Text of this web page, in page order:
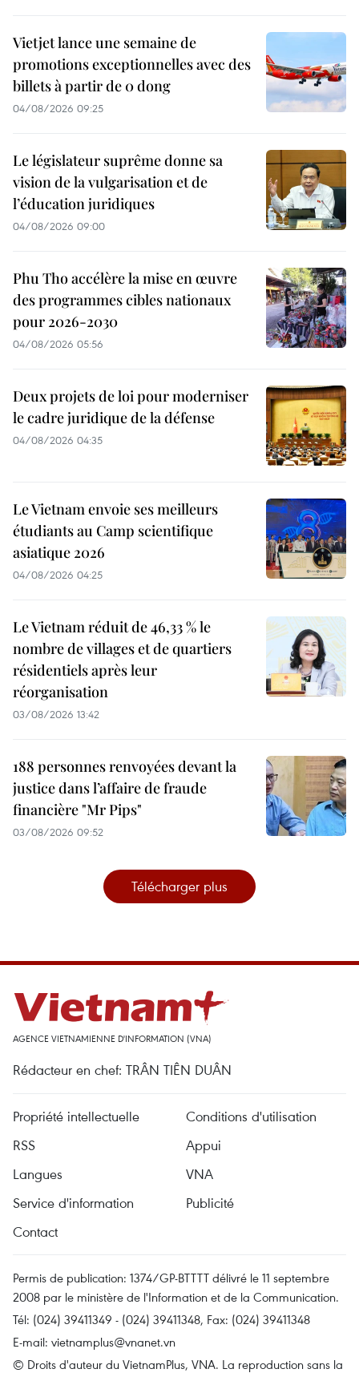
Vietjet lance une semaine de
promotions exceptionnelles avec des
billets à partir de 0 dong
04/08/2026 09:25
Le législateur suprême donne sa
vision de la vulgarisation et de
l’éducation juridiques
04/08/2026 09:00
Phu Tho accélère la mise en œuvre
des programmes cibles nationaux
pour 2026-2030
04/08/2026 05:56
Deux projets de loi pour moderniser
le cadre juridique de la défense
04/08/2026 04:35
Le Vietnam envoie ses meilleurs
étudiants au Camp scientifique
asiatique 2026
04/08/2026 04:25
Le Vietnam réduit de 46,33 % le
nombre de villages et de quartiers
résidentiels après leur
réorganisation
03/08/2026 13:42
188 personnes renvoyées devant la
justice dans l’affaire de fraude
financière "Mr Pips"
03/08/2026 09:52
Télécharger plus
AGENCE VIETNAMIENNE D'INFORMATION (VNA)
Rédacteur en chef: TRÂN TIÊN DUÂN
Propriété intellectuelle
Conditions d'utilisation
RSS
Appui
Langues
VNA
Service d'information
Publicité
Contact
Permis de publication: 1374/GP-BTTTT délivré le 11 septembre
2008 par le ministère de l'Information et de la Communication.
Tél: (024) 39411349 - (024) 39411348, Fax: (024) 39411348
E-mail: vietnamplus@vnanet.vn
© Droits d'auteur du VietnamPlus, VNA. La reproduction sans la